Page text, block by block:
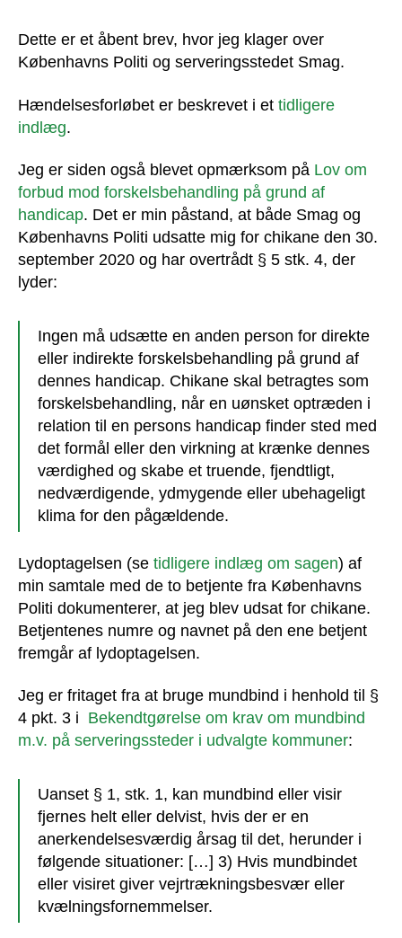
Dette er et åbent brev, hvor jeg klager over
Københavns Politi og serveringsstedet Smag.
Hændelsesforløbet er beskrevet i et tidligere
indlæg.
Jeg er siden også blevet opmærksom på Lov om
forbud mod forskelsbehandling på grund af
handicap. Det er min påstand, at både Smag og
Københavns Politi udsatte mig for chikane den 30.
september 2020 og har overtrådt § 5 stk. 4, der
lyder:
Ingen må udsætte en anden person for direkte
eller indirekte forskelsbehandling på grund af
dennes handicap. Chikane skal betragtes som
forskelsbehandling, når en uønsket optræden i
relation til en persons handicap finder sted med
det formål eller den virkning at krænke dennes
værdighed og skabe et truende, fjendtligt,
nedværdigende, ydmygende eller ubehageligt
klima for den pågældende.
Lydoptagelsen (se tidligere indlæg om sagen) af
min samtale med de to betjente fra Københavns
Politi dokumenterer, at jeg blev udsat for chikane.
Betjentenes numre og navnet på den ene betjent
fremgår af lydoptagelsen.
Jeg er fritaget fra at bruge mundbind i henhold til §
4 pkt. 3 i Bekendtgørelse om krav om mundbind
m.v. på serveringssteder i udvalgte kommuner:
Uanset § 1, stk. 1, kan mundbind eller visir
fjernes helt eller delvist, hvis der er en
anerkendelsesværdig årsag til det, herunder i
følgende situationer: […] 3) Hvis mundbindet
eller visiret giver vejrtrækningsbesvær eller
kvælningsfornemmelser.